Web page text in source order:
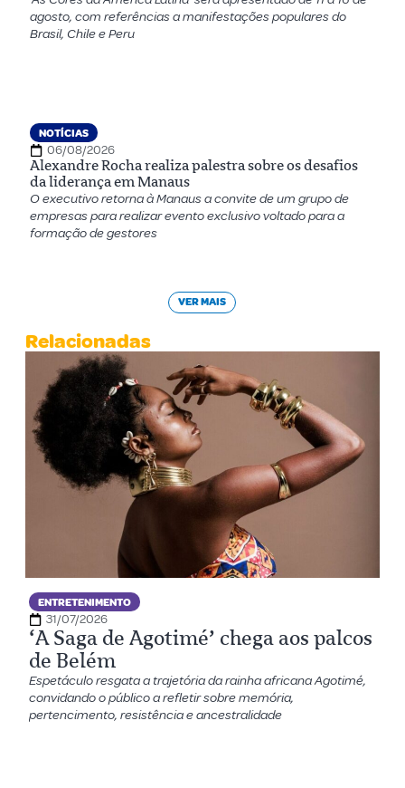
agosto, com referências a manifestações populares do
Brasil, Chile e Peru
NOTÍCIAS
06/08/2026
Alexandre Rocha realiza palestra sobre os desafios
da liderança em Manaus
O executivo retorna à Manaus a convite de um grupo de
empresas para realizar evento exclusivo voltado para a
formação de gestores
VER MAIS
Relacionadas
ENTRETENIMENTO
31/07/2026
‘A Saga de Agotimé’ chega aos palcos
de Belém
Espetáculo resgata a trajetória da rainha africana Agotimé,
convidando o público a refletir sobre memória,
pertencimento, resistência e ancestralidade